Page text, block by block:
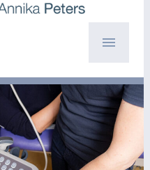
Home
Team
Leistungen